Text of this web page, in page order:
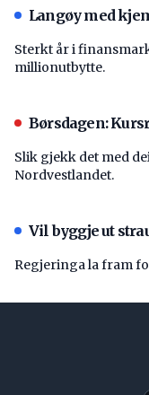
Langøy med
Sterkt år i
millionutbytte.
Børsdagen:
Slik gjekk det med
Nordvestlandet.
Vil byggje ut
Regjeringa la fram